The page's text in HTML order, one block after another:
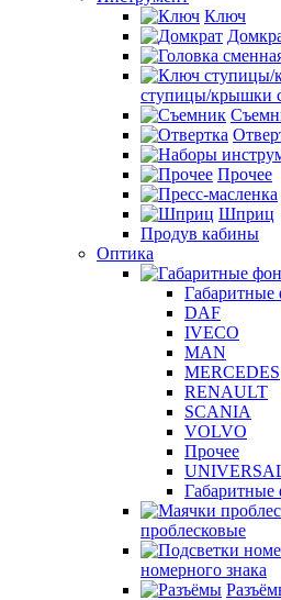
Ключ
ступицы/крышки
Прочее
Шприц
Продув кабины
Оптика
DAF
IVECO
MAN
MERCEDES
RENAULT
SCANIA
VOLVO
Прочее
Габаритные
проблесковые
номерного знака